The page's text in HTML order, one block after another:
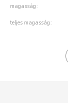
magasság
teljes magasság